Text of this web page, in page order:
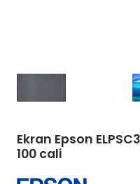
Ekran Epson
100 cali